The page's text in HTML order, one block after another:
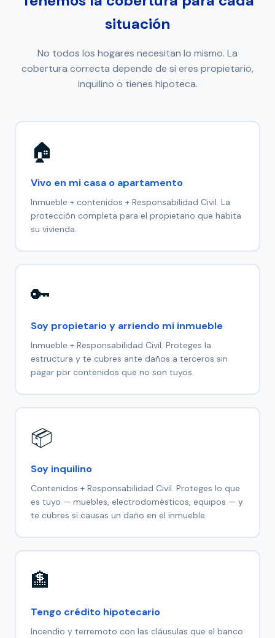
situación
No todos los hogares necesitan lo mismo. La
cobertura correcta depende de si eres propietario,
inquilino o tienes hipoteca.
🏠
Vivo en mi casa o apartamento
Inmueble + contenidos + Responsabilidad Civil. La
protección completa para el propietario que habita
su vivienda.
🔑
Soy propietario y arriendo mi inmueble
Inmueble + Responsabilidad Civil. Proteges la
estructura y te cubres ante daños a terceros sin
pagar por contenidos que no son tuyos.
📦
Soy inquilino
Contenidos + Responsabilidad Civil. Proteges lo que
es tuyo — muebles, electrodomésticos, equipos — y
te cubres si causas un daño en el inmueble.
🏦
Tengo crédito hipotecario
Incendio y terremoto con las cláusulas que el banco